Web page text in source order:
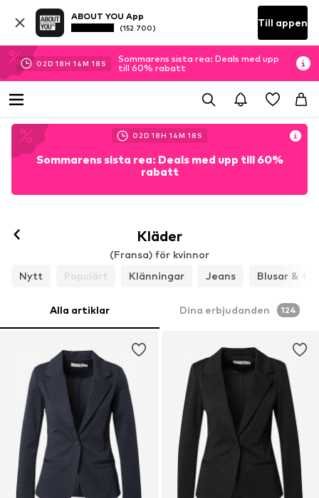
ABOUT YOU App
(152 700) Till appen
02D 18H 14M 16 S
Sommarens sista rea: Deals med upp
till 60% rabatt
02D 18H 14M 16 S
Sommarens sista rea: Deals med upp till 60%
rabatt
Kläder
(Fransa) för kvinnor
Nytt
Populärt Klänningar Jeans Blusar &
Alla artiklar Dina erbjudanden 124